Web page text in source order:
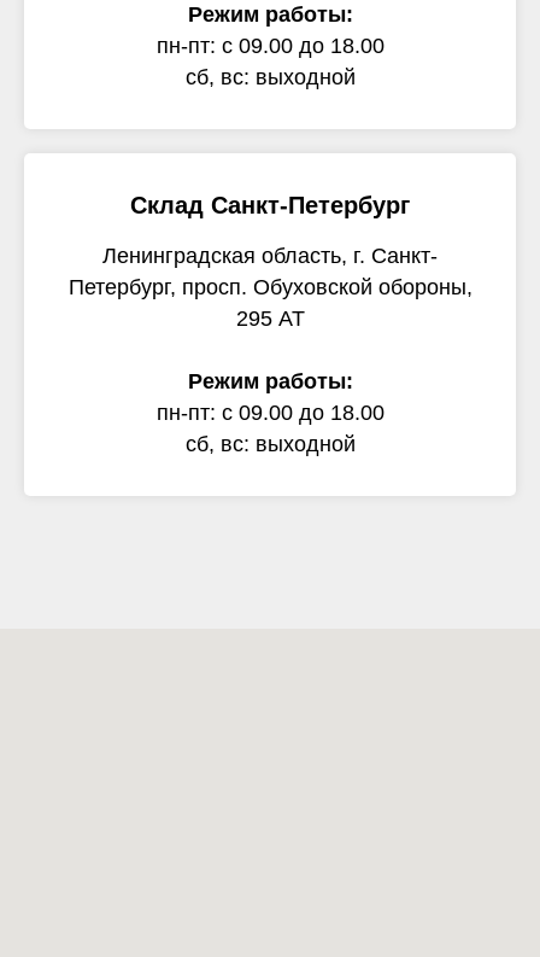
Режим работы:
пн-пт: с 09.00 до 18.00
сб, вс: выходной
Склад Санкт-Петербург
Ленинградская область, г. Санкт-
Петербург, просп. Обуховской обороны,
295 АТ
Режим работы:
пн-пт: с 09.00 до 18.00
сб, вс: выходной